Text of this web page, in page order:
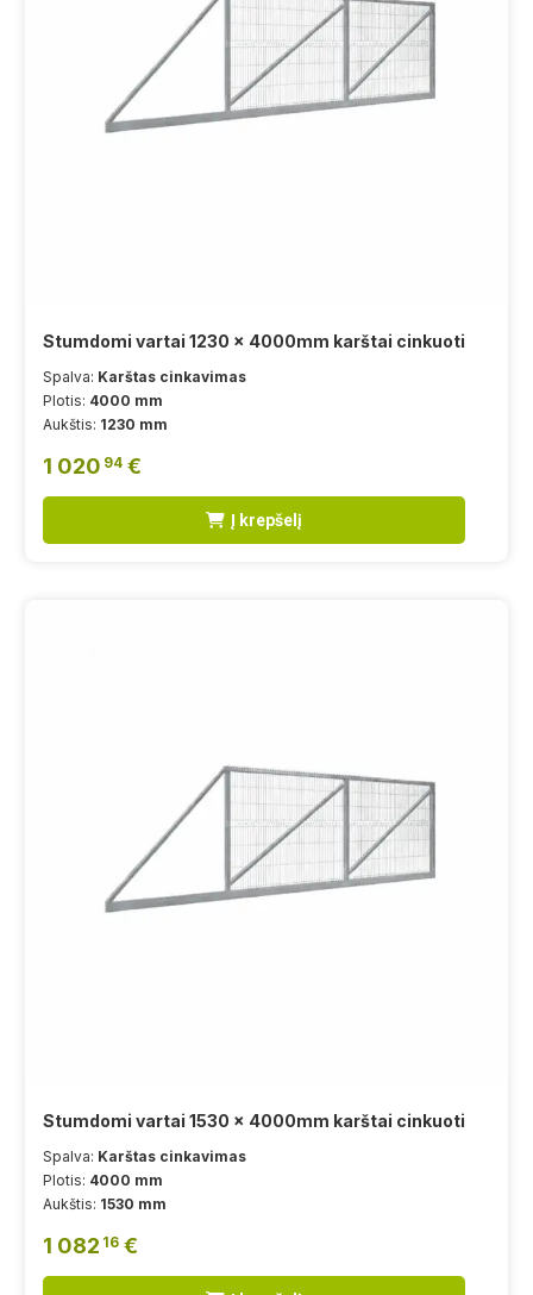
Stumdomi vartai 1230 x 4000mm karštai cinkuoti
Spalva: Karštas cinkavimas
Plotis: 4000 mm
Aukštis: 1230 mm
1 020 94 €
Į krepšelį
Stumdomi vartai 1530 x 4000mm karštai cinkuoti
Spalva: Karštas cinkavimas
Plotis: 4000 mm
Aukštis: 1530 mm
1 082 16 €